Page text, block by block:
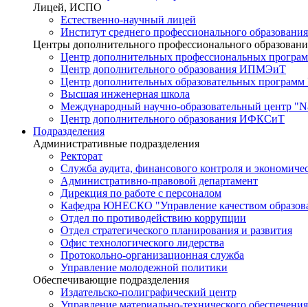
Лицей, ИСПО
Естественно-научный лицей
Институт среднего профессионального образования
Центры дополнительного профессионального
Центр дополнительных профессиональных
Центр дополнительного образования ИПМЭиТ
Центр дополнительных образовательных
Высшая инженерная школа
Международный научно-образовательный центр
Центр дополнительного образования ИФКСиТ
Подразделения
Административные подразделения
Ректорат
Служба аудита, финансового контроля и
Административно-правовой департамент
Дирекция по работе с персоналом
Кафедра ЮНЕСКО "Управление качеством
Отдел по противодействию коррупции
Отдел стратегического планирования и развития
Офис технологического лидерства
Протокольно-организационная служба
Управление молодежной политики
Обеспечивающие подразделения
Издательско-полиграфический центр
Управление материально-технического обеспечения